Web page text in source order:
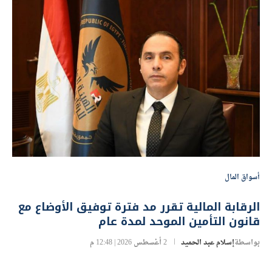
أسواق المال
الرقابة المالية تقرر مد فترة توفيق الأوضاع مع
قانون التأمين الموحد لمدة عام
بواسطةإسلام عبد الحميد 2 أغسطس 2026 | 12:48 م